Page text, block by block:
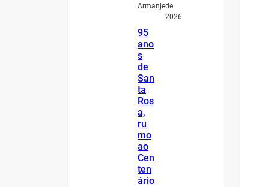
Armanjede
2026
95
ano
s
de
San
ta
Ros
a,
ru
mo
ao
Cen
ten
ário